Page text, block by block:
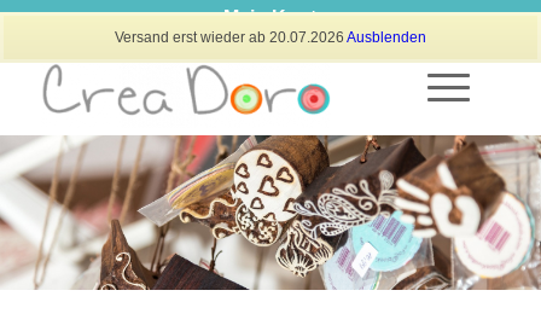
Mein Konto
Versand erst wieder ab 20.07.2026 Ausblenden